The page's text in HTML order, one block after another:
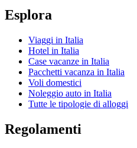
Esplora
Viaggi in Italia
Hotel in Italia
Case vacanze in Italia
Pacchetti vacanza in Italia
Voli domestici
Noleggio auto in Italia
Tutte le tipologie di alloggi
Regolamenti